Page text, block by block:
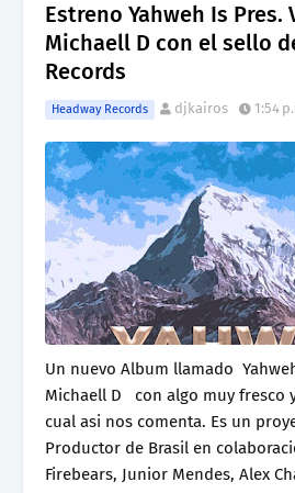
Estreno Yahweh Is Pres.
Michaell D con el sello
Records
Headway Records djkairos 1:54
Un nuevo Album llamado
Michaell D con algo muy fresco
cual asi nos comenta. Es un
Productor de Brasil en
Firebears, Junior Mendes, Alex